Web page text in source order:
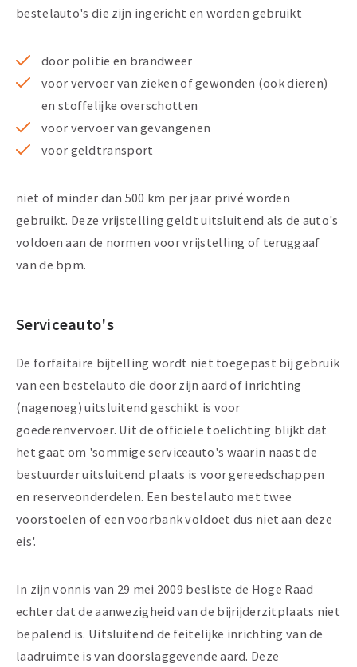
bestelauto's die zijn ingericht en worden gebruikt
door politie en brandweer
voor vervoer van zieken of gewonden (ook dieren)
en stoffelijke overschotten
voor vervoer van gevangenen
voor geldtransport
niet of minder dan 500 km per jaar privé worden
gebruikt. Deze vrijstelling geldt uitsluitend als de auto's
voldoen aan de normen voor vrijstelling of teruggaaf
van de bpm.
Serviceauto's
De forfaitaire bijtelling wordt niet toegepast bij gebruik
van een bestelauto die door zijn aard of inrichting
(nagenoeg) uitsluitend geschikt is voor
goederenvervoer. Uit de officiële toelichting blijkt dat
het gaat om 'sommige serviceauto's waarin naast de
bestuurder uitsluitend plaats is voor gereedschappen
en reserveonderdelen. Een bestelauto met twee
voorstoelen of een voorbank voldoet dus niet aan deze
eis'.
In zijn vonnis van 29 mei 2009 besliste de Hoge Raad
echter dat de aanwezigheid van de bijrijderzitplaats niet
bepalend is. Uitsluitend de feitelijke inrichting van de
laadruimte is van doorslaggevende aard. Deze